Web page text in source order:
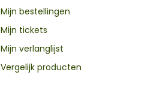
Mijn bestellingen
Mijn tickets
Mijn verlanglijst
Vergelijk producten